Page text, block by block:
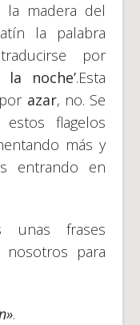
la madera del
la palabra
por
la noche’.Esta
azar, no. Se
flagelos
más y
entrando en
unas frases
nosotros para
.